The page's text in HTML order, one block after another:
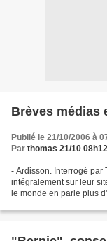
Brèves médias
Publié le 21/10/2006 à
Par thomas 21/10 08h12
- Ardisson. Interrogé par
intégralement sur leur
le monde en parle plus